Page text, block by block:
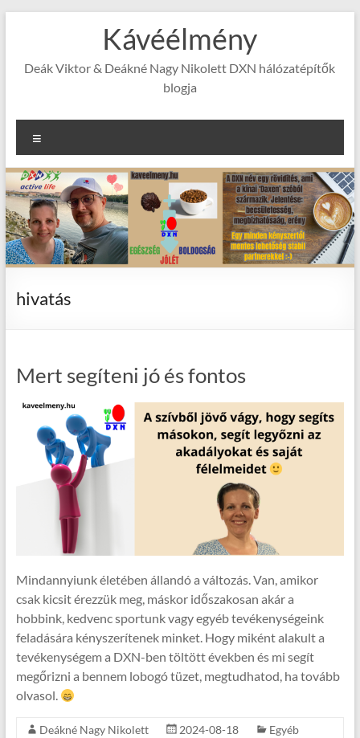
Kávéélmény
Deák Viktor & Deákné Nagy Nikolett DXN hálózatépítők
blogja
hivatás
Mert segíteni jó és fontos
Mindannyiunk életében állandó a változás. Van, amikor
csak kicsit érezzük meg, máskor időszakosan akár a
hobbink, kedvenc sportunk vagy egyéb tevékenységeink
feladására kényszerítenek minket. Hogy miként alakult a
tevékenységem a DXN-ben töltött években és mi segít
megőrizni a bennem lobogó tüzet, megtudhatod, ha tovább
olvasol.
Deákné Nagy Nikolett 2024-08-18
Egyéb